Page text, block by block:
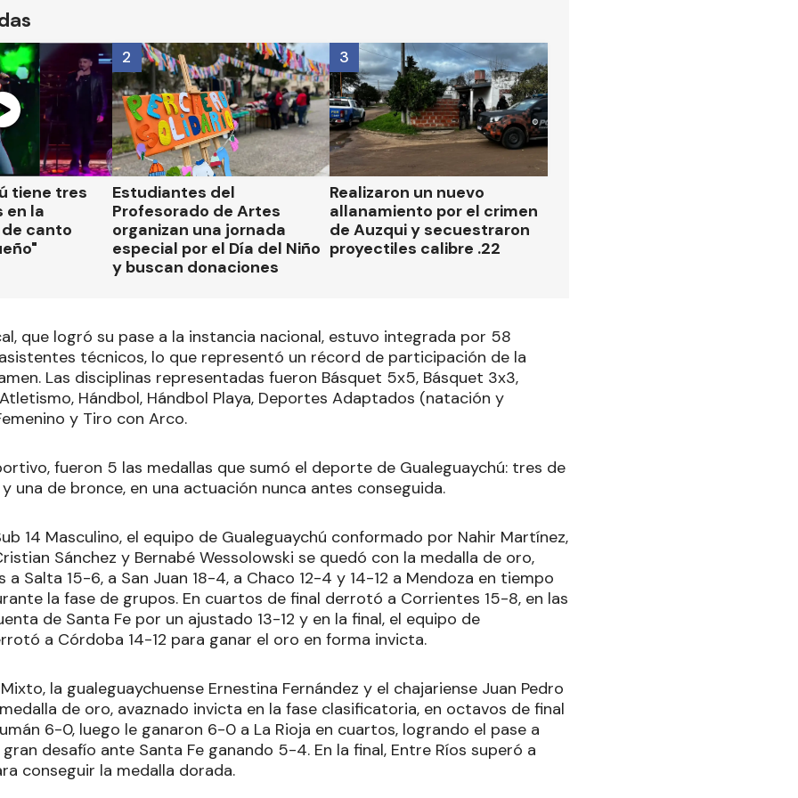
tiene tres
en la
canto
Estudiantes del
Profesorado de Artes
organizan una jornada
especial por el Día del Niño
y buscan donaciones
2
Realizaron un nuevo
allanamiento por el crimen
de Auzqui y secuestraron
proyectiles calibre .22
3
que logró su pase a la instancia nacional, estuvo integrada por 58
técnicos, lo que representó un récord de participación de la
Las disciplinas representadas fueron Básquet 5x5, Básquet 3x3,
Hándbol, Hándbol Playa, Deportes Adaptados (natación y
y Tiro con Arco.
fueron 5 las medallas que sumó el deporte de Gualeguaychú: tres de
una de bronce, en una actuación nunca antes conseguida.
14 Masculino, el equipo de Gualeguaychú conformado por Nahir Martínez,
Sánchez y Bernabé Wessolowski se quedó con la medalla de oro,
Salta 15-6, a San Juan 18-4, a Chaco 12-4 y 14-12 a Mendoza en tiempo
la fase de grupos. En cuartos de final derrotó a Corrientes 15-8, en las
de Santa Fe por un ajustado 13-12 y en la final, el equipo de
a Córdoba 14-12 para ganar el oro en forma invicta.
la gualeguaychuense Ernestina Fernández y el chajariense Juan Pedro
de oro, avaznado invicta en la fase clasificatoria, en octavos de final
6-0, luego le ganaron 6-0 a La Rioja en cuartos, logrando el pase a
desafío ante Santa Fe ganando 5-4. En la final, Entre Ríos superó a
conseguir la medalla dorada.